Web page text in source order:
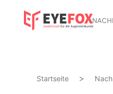
Startseite